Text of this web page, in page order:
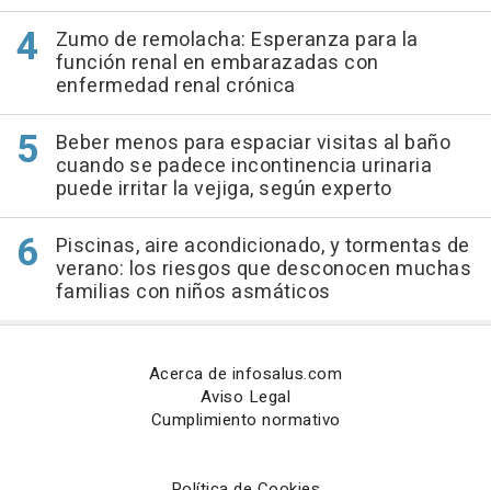
Zumo de remolacha: Esperanza para la
función renal en embarazadas con
enfermedad renal crónica
Beber menos para espaciar visitas al baño
cuando se padece incontinencia urinaria
puede irritar la vejiga, según experto
Piscinas, aire acondicionado, y tormentas de
verano: los riesgos que desconocen muchas
familias con niños asmáticos
Acerca de infosalus.com
Aviso Legal
Cumplimiento normativo